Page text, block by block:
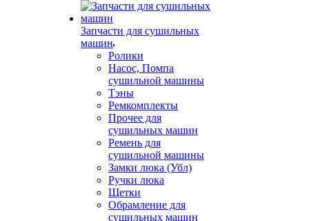
Запчасти для сушильных
машин
Ролики
Насос, Помпа
сушильной машины
Тэны
Ремкомплекты
Прочее для
сушильных машин
Ремень для
сушильной машины
Замки люка (Убл)
Ручки люка
Щетки
Обрамление для
сушильных машин